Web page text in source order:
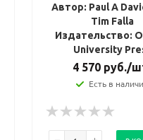
Автор: Paul A
Tim Falla
Издательство:
University
4 570 руб./
Есть в